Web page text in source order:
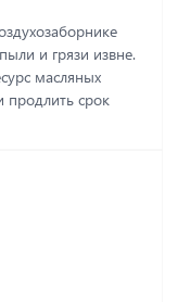
и грязи извне.
масляных
продлить срок